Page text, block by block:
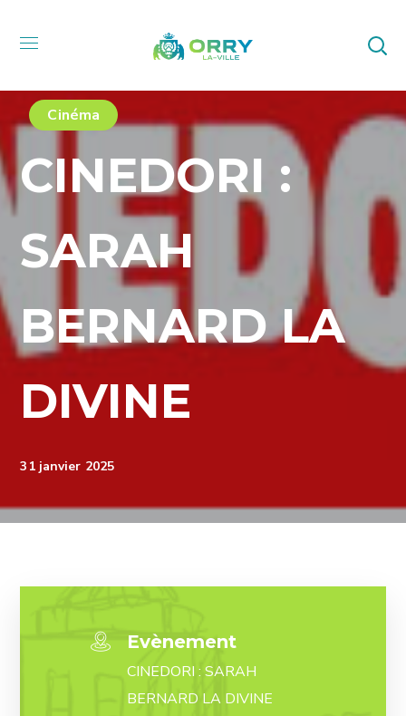
Cinéma
CINEDORI :
SARAH
BERNARD LA
DIVINE
31 janvier 2025
Evènement
CINEDORI : SARAH
BERNARD LA DIVINE